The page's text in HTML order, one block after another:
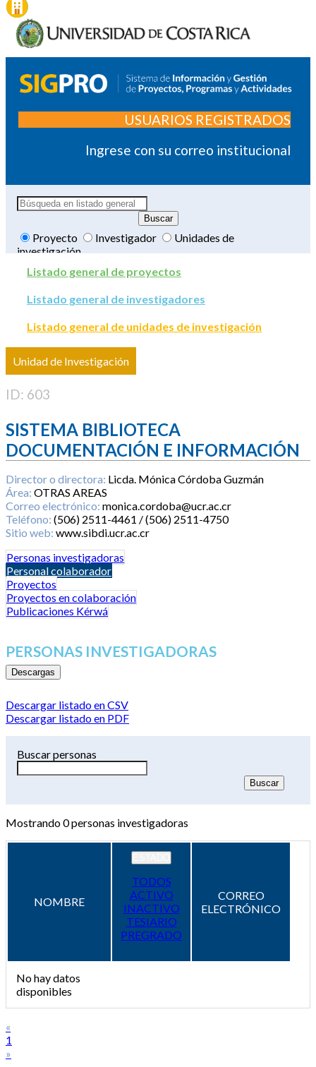
USUARIOS REGISTRADOS
Ingrese con su correo institucional
Proyecto Investigador
Unidades de
investigación
Listado general de proyectos
Listado general de investigadores
Listado general de unidades de investigación
Unidad de Investigación
ID: 603
SISTEMA BIBLIOTECA
DOCUMENTACIÓN E INFORMACIÓN
Director o directora: Licda. Mónica Córdoba Guzmán
Área: OTRAS AREAS
Correo electrónico: monica.cordoba@ucr.ac.cr
Teléfono: (506) 2511-4461 / (506) 2511-4750
Sitio web: www.sibdi.ucr.ac.cr
Personas investigadoras
Personal colaborador
Proyectos
Proyectos en colaboración
Publicaciones Kérwá
PERSONAS INVESTIGADORAS
Descargas
Descargar listado en CSV
Descargar listado en PDF
Buscar personas
Mostrando0personas investigadoras
NOMBRE
TODOS
ACTIVO
INACTIVO
TESIARIO
PREGRADO
CORREO
ELECTRÓNICO
No hay datos
disponibles
«
1
»